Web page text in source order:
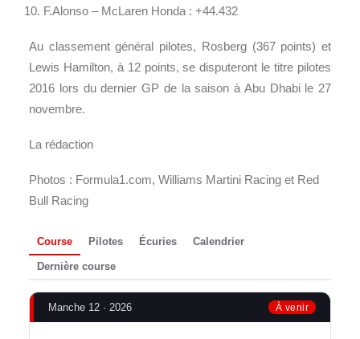
F.Alonso – McLaren Honda : +44.432
Au classement général pilotes, Rosberg (367 points) et
Lewis Hamilton, à 12 points, se disputeront le titre pilotes
2016 lors du dernier GP de la saison à Abu Dhabi le 27
novembre.
La rédaction
Photos : Formula1.com, Williams Martini Racing et Red
Bull Racing
Course Pilotes Écuries Calendrier
Dernière course
Manche 12 · 2026 À venir